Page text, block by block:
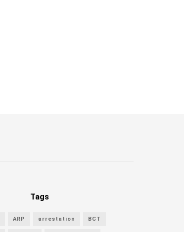
Tags
ARP arrestation BCT